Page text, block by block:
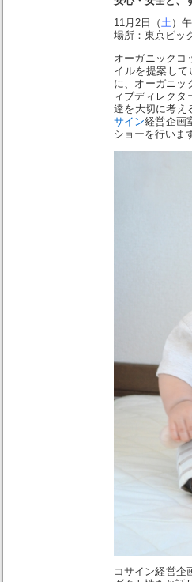
11月2日（土）
場所：東京ビッ
オーガニックコ
イルを提案して
に、オーガニッ
ィブディレクタ
達を大切に考え
サイン経営企画
ショーを行いま
コサイン経営企